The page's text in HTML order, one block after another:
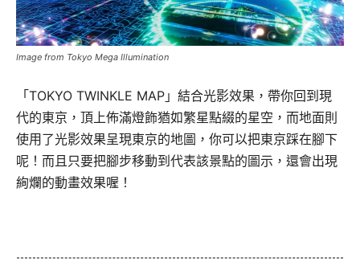
Image from Tokyo Mega Illumination
「TOKYO TWINKLE MAP」結合光影效果，帶你回到現
代的東京，頂上佈滿燈飾猶如繁星點綴的星空，而地面則
使用了光影效果呈現東京的地圖，你可以把東京踩在腳下
呢！而且只要把腳步移動到代表該景點的圖示，還會出現
絢爛的動畫效果喔！